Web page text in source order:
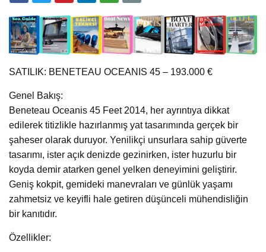
SATILIK: BENETEAU OCEANIS 45 – 193.000 €
Genel Bakış:
Beneteau Oceanis 45 Feet 2014, her ayrıntıya dikkat
edilerek titizlikle hazırlanmış yat tasarımında gerçek bir
şaheser olarak duruyor. Yenilikçi unsurlara sahip güverte
tasarımı, ister açık denizde gezinirken, ister huzurlu bir
koyda demir atarken genel yelken deneyimini geliştirir.
Geniş kokpit, gemideki manevraları ve günlük yaşamı
zahmetsiz ve keyifli hale getiren düşünceli mühendisliğin
bir kanıtıdır.
Özellikler: